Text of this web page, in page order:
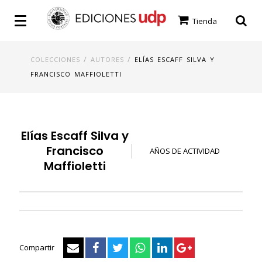
Tienda
COLECCIONES /AUTORES / ELÍAS ESCAFF SILVA Y
FRANCISCO MAFFIOLETTI
Elías Escaff Silva y
Francisco
Maffioletti
AÑOS DE ACTIVIDAD
Compartir